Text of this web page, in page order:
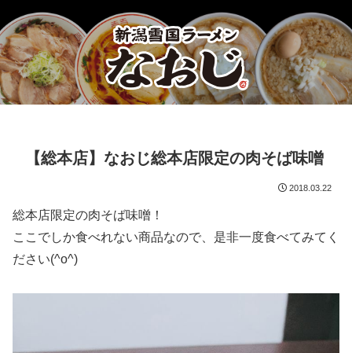
【総本店】なおじ総本店限定の肉そば味噌
2018.03.22
総本店限定の肉そば味噌！
ここでしか食べれない商品なので、是非一度食べてみてく
ださい(^o^)